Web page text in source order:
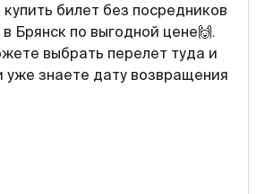
билет без посредников
Брянск по выгодной цене🙌.
выбрать перелет туда и
уже знаете дату возвращения